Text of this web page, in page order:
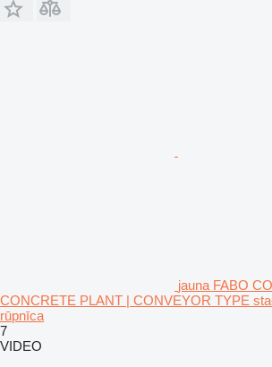
jauna FABO
CONCRETE PLANT | CONVEYOR TYPE
rūpnīca
7
VIDEO